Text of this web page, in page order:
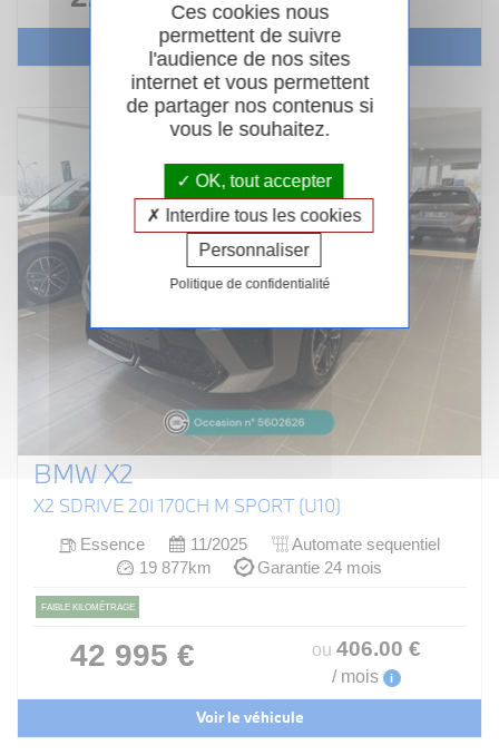
Voir le véhicule
BMW X2
X2 SDRIVE 20I 170CH M SPORT (U10)
Essence 11/2025
Automate sequentiel
19 877km
Garantie 24 mois
FAIBLE KILOMÉTRAGE
42 995 € ou 406.00 €
/ mois i
Voir le véhicule
Ces cookies nous
permettent de suivre
l'audience de nos sites
internet et vous permettent
de partager nos contenus si
vous le souhaitez.
OK, tout accepter
Interdire tous les cookies
Personnaliser
Politique de confidentialité